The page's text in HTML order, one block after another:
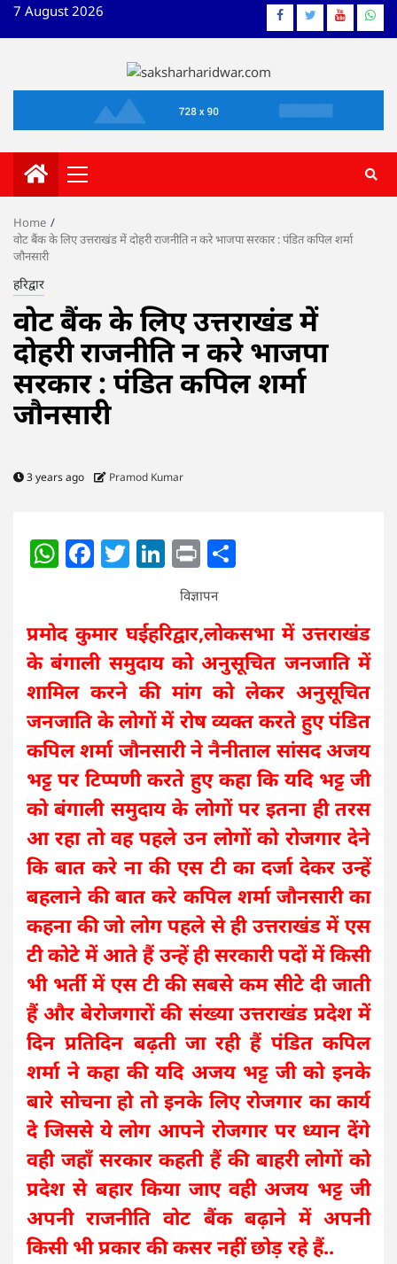
Skip7 August 2026 Facebook
TwitterYouTube
Primary
Menu
Home
वोट बैंक के लिए उत्तराखंड में दोहरी राजनीति न करे भाजपा सरकार : पंडित कपिल शर्मा
जौनसारी
हरिद्वार
वोट बैंक के लिए उत्तराखंड में
दोहरी राजनीति न करे भाजपा
सरकार : पंडित कपिल शर्मा
जौनसारी
3 years ago Pramod Kumar
WhatsApp
Facebook
Twitter
LinkedIn
Print
विज्ञापन
प्रमोद कुमार घईहरिद्वार,लोकसभा में उत्तराखंड
के बंगाली समुदाय को अनुसूचित जनजाति में
शामिल करने की मांग को लेकर अनुसूचित
जनजाति के लोगों में रोष व्यक्त करते हुए पंडित
कपिल शर्मा जौनसारी ने नैनीताल सांसद अजय
भट्ट पर टिप्पणी करते हुए कहा कि यदि भट्ट जी
को बंगाली समुदाय के लोगों पर इतना ही तरस
आ रहा तो वह पहले उन लोगों को रोजगार देने
कि बात करे ना की एस टी का दर्जा देकर उन्हें
बहलाने की बात करे कपिल शर्मा जौनसारी का
कहना की जो लोग पहले से ही उत्तराखंड में एस
टी कोटे में आते हैं उन्हें ही सरकारी पदों में किसी
भी भर्ती में एस टी की सबसे कम सीटे दी जाती
हैं और बेरोजगारों की संख्या उत्तराखंड प्रदेश में
दिन प्रतिदिन बढ़ती जा रही हैं पंडित कपिल
शर्मा ने कहा की यदि अजय भट्ट जी को इनके
बारे सोचना हो तो इनके लिए रोजगार का कार्य
दे जिससे ये लोग आपने रोजगार पर ध्यान देंगे
वही जहाँ सरकार कहती हैं की बाहरी लोगों को
प्रदेश से बहार किया जाए वही अजय भट्ट जी
अपनी राजनीति वोट बैंक बढ़ाने में अपनी
किसी भी प्रकार की कसर नहीं छोड़ रहे हैं..